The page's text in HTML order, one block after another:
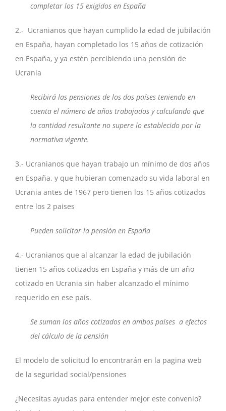
completar los 15 exigidos en España
2.- Ucranianos que hayan cumplido la edad de jubilación
en España, hayan completado los 15 años de cotización
en España, y ya estén percibiendo una pensión de
Ucrania
Recibirá las pensiones de los dos países teniendo en
cuenta el número de años trabajados y calculando que
la cantidad resultante no supere lo establecido por la
normativa vigente.
3.- Ucranianos que hayan trabajo un mínimo de dos años
en España, y que hubieran comenzado su vida laboral en
Ucrania antes de 1967 pero tienen los 15 años cotizados
entre los 2 paises
Pueden solicitar la pensión en España
4.- Ucranianos que al alcanzar la edad de jubilación
tienen 15 años cotizados en España y más de un año
cotizado en Ucrania sin haber alcanzado el mínimo
requerido en ese país.
Se suman los años cotizados en ambos países a efectos
del cálculo de la pensión
El modelo de solicitud lo encontrarán en la pagina web
de la seguridad social/pensiones
¿Necesitas ayudas para entender mejor este convenio?